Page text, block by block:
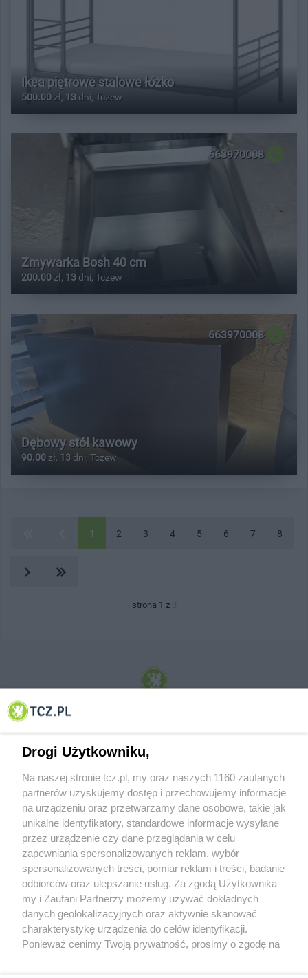
Ikea piętrowe stalowe łóżko
500.00 zł, 13 dni, Tczew
663970008
Zmywarka Bosh 40 cm
200.00 zł, 13 dni, Tczew
663970008
Dębowy stół kawowy
90.00 zł, 13 dni, Tczew
1 2 3 4 5 6 7 8
strona 1 z 8
© 2001-2026 Tczew - TCZ.PL Sp. z o.o. Internetowy Serwis Informacyjny Miasta
O FIRMIE POLITYKA PRYWATNOŚCI HOSTING
REKLAMA WSPÓŁPRACA RSS FACEBOOK KONTAKT
Nasze serwisy
Aktualności
Tcz24
Muzyka i kultura
Archiwum wydarzeń
Drogi Użytkowniku,
Na naszej stronie tcz.pl, my oraz naszych 1160 zaufanych
partnerów uzyskujemy dostęp i przechowujemy informacje
na urządzeniu oraz przetwarzamy dane osobowe, takie jak
unikalne identyfikatory, standardowe informacje wysyłane
przez urządzenie czy dane przeglądania w celu
zapewniania spersonalizowanych reklam, wybór
spersonalizowanych treści, pomiar reklam i treści, badanie
odbiorców oraz ulepszanie usług. Za zgodą Użytkownika
my i Zaufani Partnerzy możemy używać dokładnych
danych geolokalizacyjnych oraz aktywnie skanować
charakterystykę urządzenia do celów identyfikacji.
Ponieważ cenimy Twoją prywatność, prosimy o zgodę na